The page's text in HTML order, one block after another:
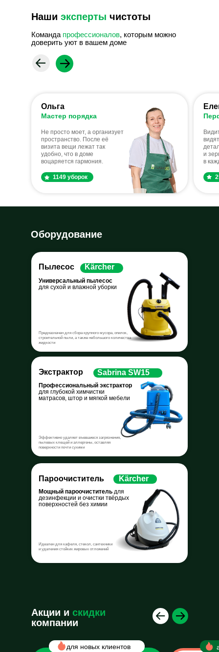
Команда профессионалов, которым можно
доверить уют в вашем доме
Наши эксперты чистоты
и
в
Не просто моет, а организует
пространство. После её
визита вещи лежат так
удобно, что в доме
воцаряется гармония.
Мастер порядка
Ольга
1149 уборок
Оборудование
Идеален для кафеля, стекол, сантехники
и удаления стойких жировых отложений
Мощный пароочиститель для
дезинфекции и очистки твёрдых
поверхностей без химии
Пароочиститель Kärcher
Эффективно удаляет въевшиеся загрязнения,
пылевых клещей и аллергены, оставляя
поверхности почти сухими
Профессиональный экстрактор
для глубокой химчистки
матрасов, штор и мягкой мебели
Экстрактор Sabrina SW15
Предназначен для сбора крупного мусора, опилок,
строительной пыли, а также небольшого количества
жидкости
Универсальный пылесос
для сухой и влажной уборки
Пылесос Kärcher
Акции и скидки
компании
для новых клиентов